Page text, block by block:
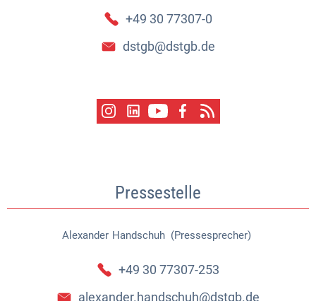
+49 30 77307-0
dstgb@dstgb.de
Pressestelle
Alexander Handschuh (Pressesprecher)
Alexander Handschuh
+49 30 77307-253
alexander.handschuh@dstgb.de